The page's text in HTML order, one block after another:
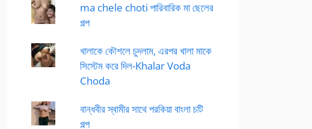
ma chele choti পারিবারিক মা ছেলের
গল্প
খালাকে কৌশলে চুদলাম, এরপর খালা মাকে
সিস্টেম করে দিল-Khalar Voda
Choda
বান্ধবীর স্বামীর সাথে পরকিয়া বাংলা চটি
গল্প